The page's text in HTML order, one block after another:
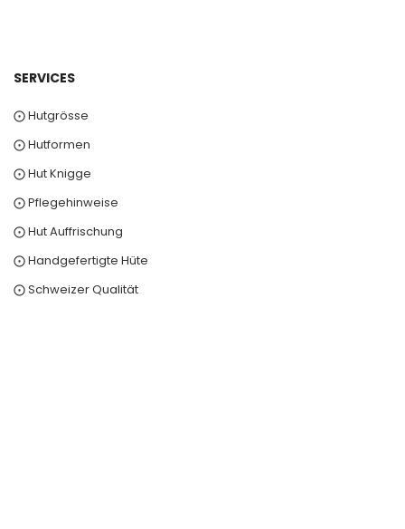
SERVICES
⨀ Hutgrösse
⨀ Hutformen
⨀ Hut Knigge
⨀ Pflegehinweise
⨀ Hut Auffrischung
⨀ Handgefertigte Hüte
⨀ Schweizer Qualität